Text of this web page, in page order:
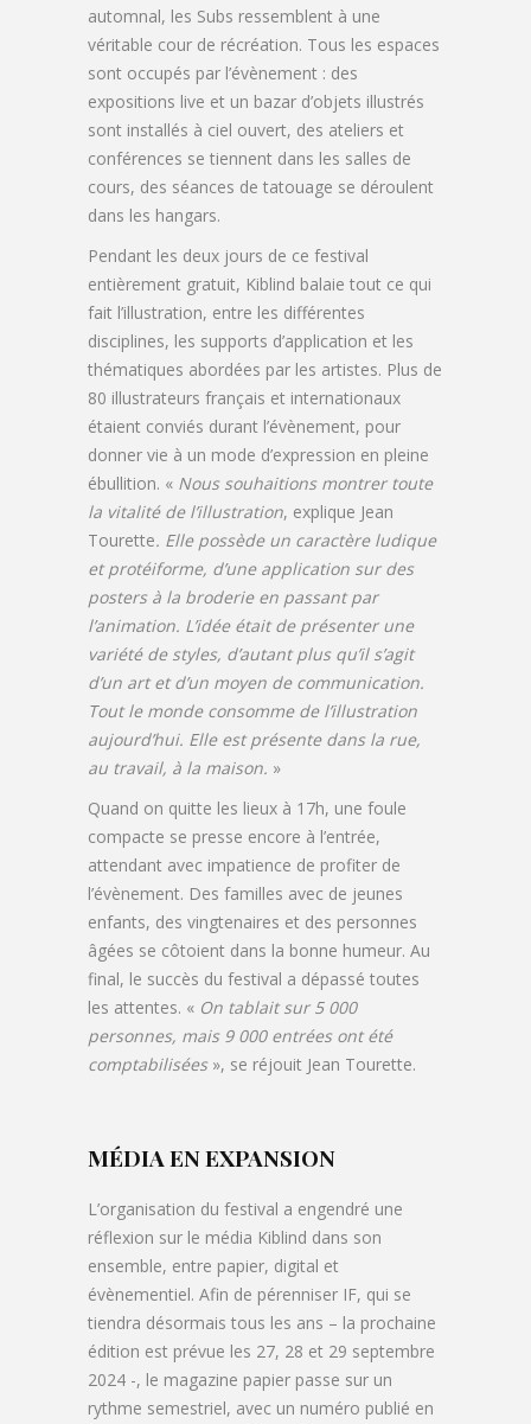
automnal, les Subs ressemblent à une
véritable cour de récréation. Tous les espaces
sont occupés par l’évènement : des
expositions live et un bazar d’objets illustrés
sont installés à ciel ouvert, des ateliers et
conférences se tiennent dans les salles de
cours, des séances de tatouage se déroulent
dans les hangars.
Pendant les deux jours de ce festival
entièrement gratuit, Kiblind balaie tout ce qui
fait l’illustration, entre les différentes
disciplines, les supports d’application et les
thématiques abordées par les artistes. Plus de
80 illustrateurs français et internationaux
étaient conviés durant l’évènement, pour
donner vie à un mode d’expression en pleine
ébullition. « Nous souhaitions montrer toute
la vitalité de l’illustration, explique Jean
Tourette. Elle possède un caractère ludique
et protéiforme, d’une application sur des
posters à la broderie en passant par
l’animation. L’idée était de présenter une
variété de styles, d’autant plus qu’il s’agit
d’un art et d’un moyen de communication.
Tout le monde consomme de l’illustration
aujourd’hui. Elle est présente dans la rue,
au travail, à la maison. »
Quand on quitte les lieux à 17h, une foule
compacte se presse encore à l’entrée,
attendant avec impatience de profiter de
l’évènement. Des familles avec de jeunes
enfants, des vingtenaires et des personnes
âgées se côtoient dans la bonne humeur. Au
final, le succès du festival a dépassé toutes
les attentes. « On tablait sur 5 000
personnes, mais 9 000 entrées ont été
comptabilisées », se réjouit Jean Tourette.
MÉDIA EN EXPANSION
L’organisation du festival a engendré une
réflexion sur le média Kiblind dans son
ensemble, entre papier, digital et
évènementiel. Afin de pérenniser IF, qui se
tiendra désormais tous les ans – la prochaine
édition est prévue les 27, 28 et 29 septembre
2024 -, le magazine papier passe sur un
rythme semestriel, avec un numéro publié en